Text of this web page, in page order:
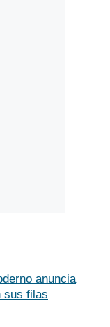
anuncia
sus filas